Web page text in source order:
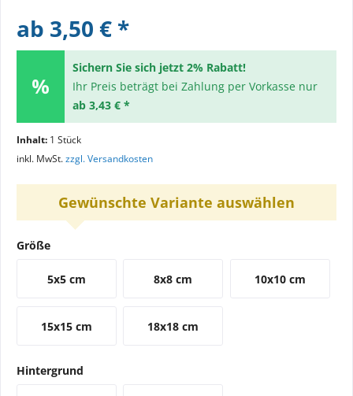
ab 3,50 € *
Sichern Sie sich jetzt 2% Rabatt!
Ihr Preis beträgt bei Zahlung per Vorkasse nur
ab 3,43 € *
Inhalt: 1 Stück
inkl. MwSt.zzgl. Versandkosten
Gewünschte Variante auswählen
Größe
5x5 cm 8x8 cm 10x10 cm
15x15 cm 18x18 cm
Hintergrund